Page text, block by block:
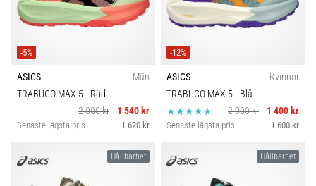
-5%
ASICS
Män
TRABUCO MAX 5- Röd
2 000 kr
1 540 kr
Senaste lägsta pris 1 620 kr
-12%
ASICS
Kvinnor
TRABUCO MAX 5- Blå
2 000 kr
1 400 kr
Senaste lägsta pris 1 600 kr
Hållbarhet Hållbarhet